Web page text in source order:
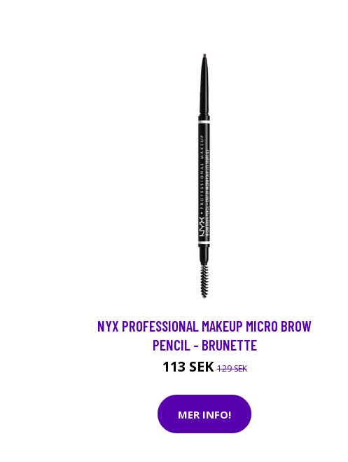
NYX PROFESSIONAL MAKEUP MICRO BROW
PENCIL - BRUNETTE
113 SEK129 SEK
MER INFO!